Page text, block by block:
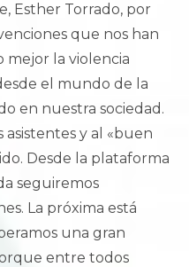
Esther Torrado, por
que nos han
la violencia
el mundo de la
en nuestra sociedad.
asistentes y al «buen
Desde la plataforma
seguiremos
La próxima está
una gran
entre todos